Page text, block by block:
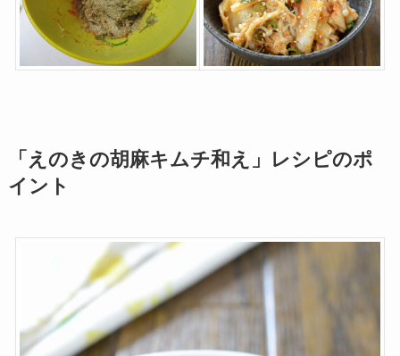
「えのきの胡麻キムチ和え」レシピのポ
イント